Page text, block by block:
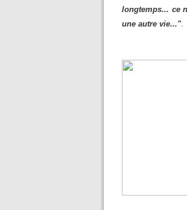
longtemps... ce
une autre vie...".